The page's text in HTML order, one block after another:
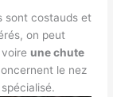
sont costauds et
on peut
une chute
le nez